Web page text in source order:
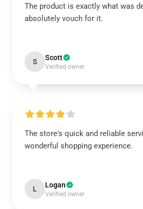
The product is exactly what was
absolutely vouch for it.
S Scott
Verified owner
The store's quick and reliable
wonderful shopping experience.
L Logan
Verified owner